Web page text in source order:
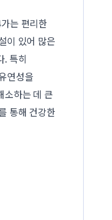
는 편리한
이 있어 많은
. 특히
연성을
소하는 데 큰
통해 건강한